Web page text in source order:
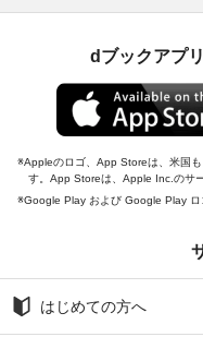
dブックアプ
Appleのロゴ、App Storeは、米国
す。App Storeは、Apple Inc.のサ
Google Play および Google Play ロ
はじめての方へ